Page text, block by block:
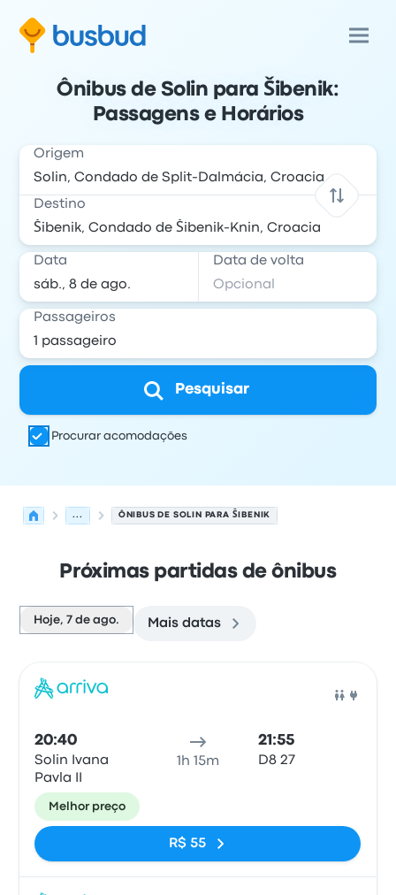
Ônibus de Solin para Šibenik:
Passagens e Horários
Origem
Destino
Data Data de volta
Passageiros
Pesquisar
Procurar acomodações
... ÔNIBUS DE SOLIN PARA ŠIBENIK
Próximas partidas de ônibus
Hoje, 7 de ago. Mais datas
20:40
Solin Ivana
Pavla II
1h 15m
21:55
D8 27
Melhor preço
R$ 55